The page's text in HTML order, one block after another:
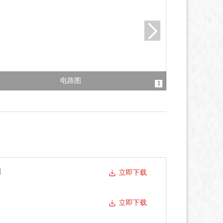
1
电路图
立即下载
立即下载